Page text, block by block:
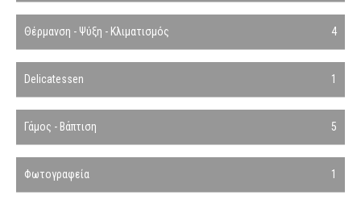
Θέρμανση - Ψύξη - Κλιματισμός 4
Delicatessen 1
Γάμος - Βάπτιση 5
Φωτογραφεία 1